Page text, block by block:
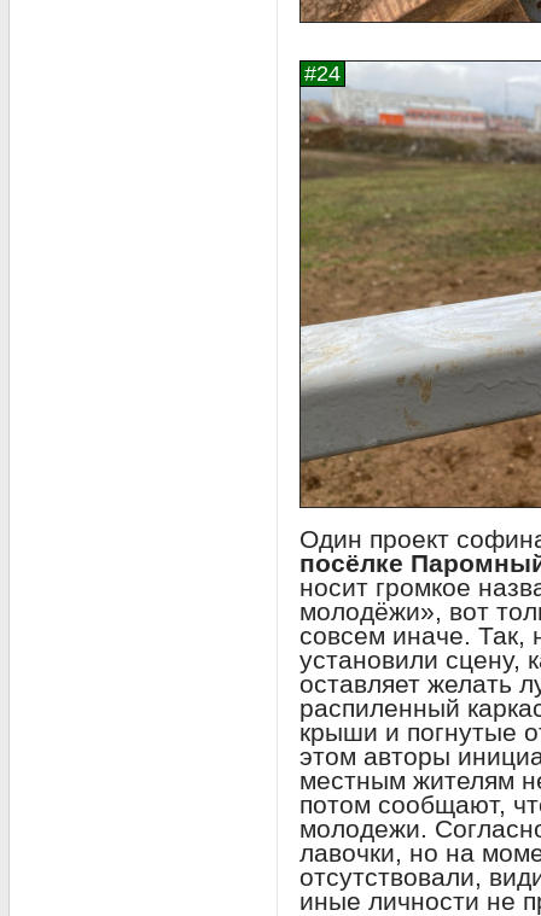
Один проект
посёлке
носит громкое
молодёжи», вот
совсем иначе. Так,
установили сцену,
оставляет желать
распиленный
крыши и погнутые
этом авторы
местным жителям
потом сообщают,
молодежи.
лавочки, но на
отсутствовали,
иные личности не